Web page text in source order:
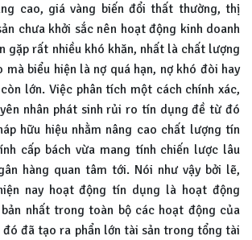
cao, giá vàng biến đổi thất thường, thị
chưa khởi sắc nên hoạt động kinh doanh
gặp rất nhiều khó khăn, nhất là chất lượng
biểu hiện là nợ quá hạn, nợ khó đòi hay
lớn. Việc phân tích một cách chính xác,
nhân phát sinh rủi ro tín dụng đề từ đó
hữu hiệu nhằm nâng cao chất lượng tín
cấp bách vừa mang tính chiến lược lâu
hàng quan tâm tới. Nói như vậy bởi lẽ,
nay hoạt động tín dụng là hoạt động
nhất trong toàn bộ các hoạt động của
đó đã tạo ra phẩn lớn tài sản trong tổng tài